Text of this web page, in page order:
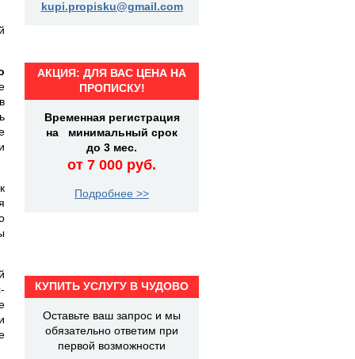
kupi.propisku@gmail.com
АКЦИЯ: ДЛЯ ВАС ЦЕНА НА
ПРОПИСКУ!
Временная регистрация
на минимальный срок
до 3 мес.
от 7 000 руб.
Подробнее >>
КУПИТЬ УСЛУГУ В ЧУДОВО
Оставьте ваш запрос и мы
обязательно ответим при
первой возможности